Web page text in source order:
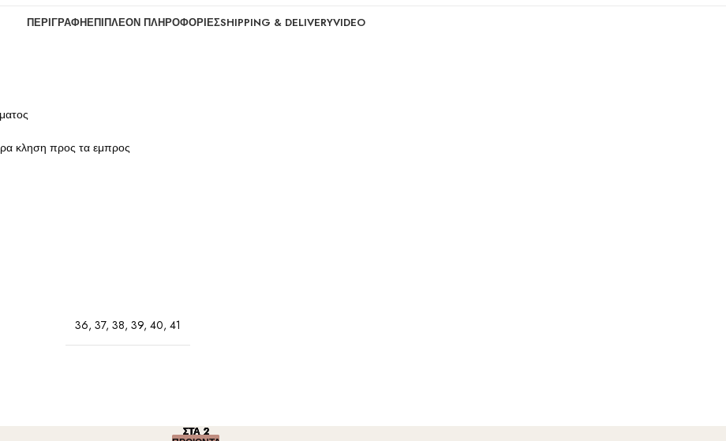
ΠΕΡΙΓΡΑΦΉΕΠΙΠΛΈΟΝ ΠΛΗΡΟΦΟΡΊΕΣSHIPPING & DELIVERYVIDEO
κληση προς τα εμπρος
36, 37, 38, 39, 40, 41
ΣΤΑ 2
ΣΤΑ 2
ΣΤΑ 2
ΣΤΑ 2
ΣΤΑ 2